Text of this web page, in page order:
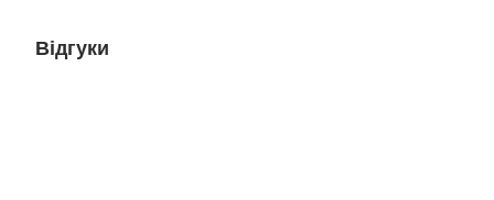
Відгуки